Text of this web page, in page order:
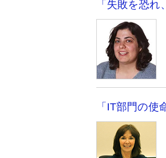
「失敗を恐
「IT部門の